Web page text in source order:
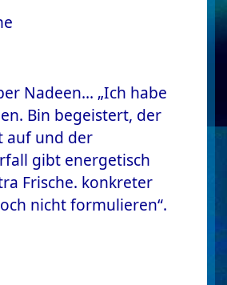
Nadeen… „Ich habe
Bin begeistert, der
auf und der
gibt energetisch
Frische. konkreter
nicht formulieren“.